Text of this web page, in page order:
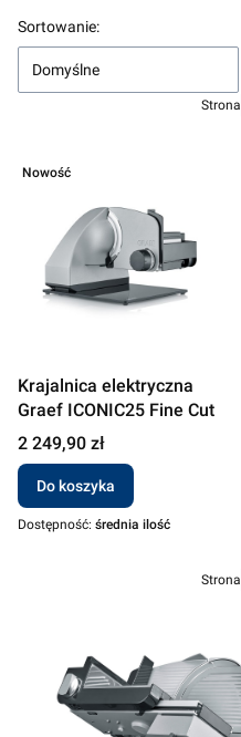
Lista produktów
Sortowanie:
Domyślne
Strona
Nowość
Krajalnica elektryczna
Graef ICONIC25 Fine Cut
Cena
2 249,90 zł
Do koszyka
Dostępność: średnia ilość
Strona